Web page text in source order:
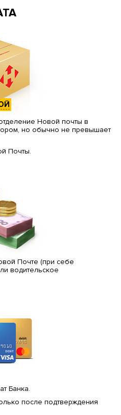
Новой почты в
но обычно не превышает
Почты.
Почте (при себе
водительское
Банка.
после подтверждения